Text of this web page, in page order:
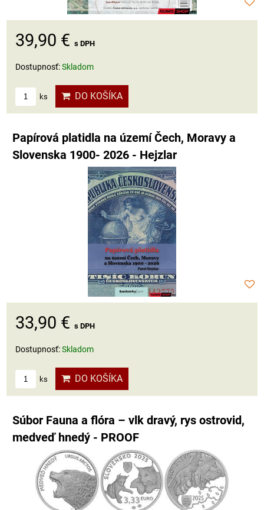
39,90 € s DPH
Dostupnosť:Skladom
ks DO KOŠÍKA
Papírová platidla na území Čech, Moravy a
Slovenska 1900- 2026 - Hejzlar
33,90 € s DPH
Dostupnosť:Skladom
ks DO KOŠÍKA
Súbor Fauna a flóra – vlk dravý, rys ostrovid,
medveď hnedý - PROOF